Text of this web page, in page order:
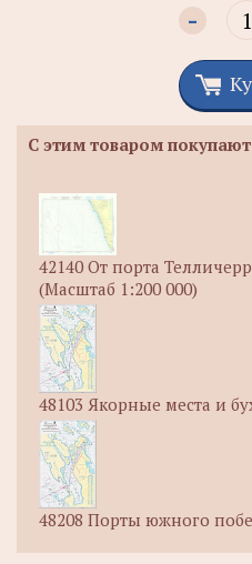
-
С этим товаром покупают
42140 От порта
(Масштаб 1:200 000)
48103 Якорные места и
48208 Порты южного